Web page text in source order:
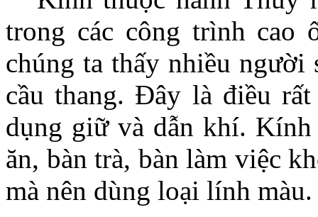
trong các công trình cao
chúng ta thấy nhiều
cầu thang. Đây là điều
dụng giữ và dẫn khí.
ăn, bàn trà, bàn làm việc
mà nên dùng loại lính màu.